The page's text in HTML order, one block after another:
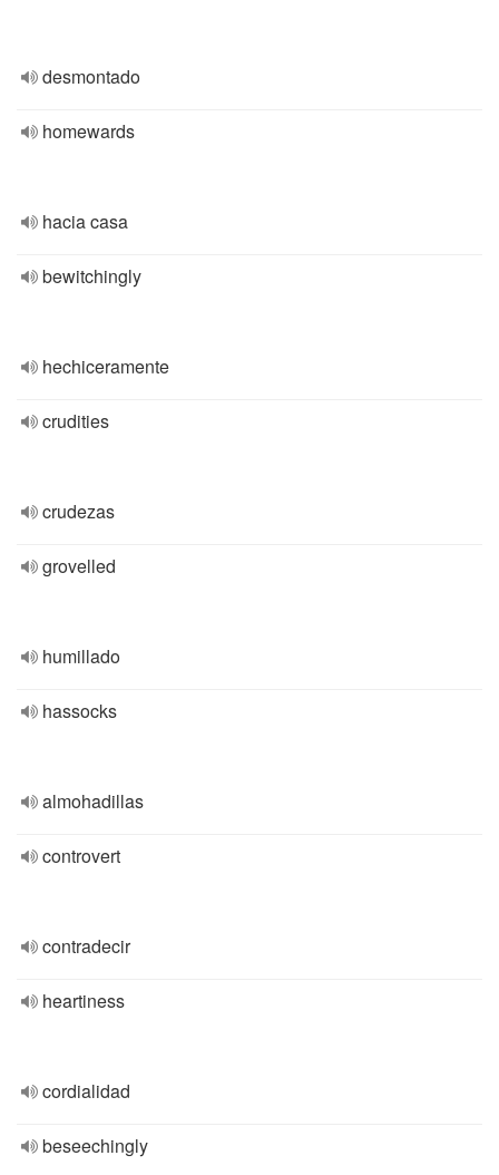
desmontado
homewards
hacia casa
bewitchingly
hechiceramente
crudities
crudezas
grovelled
humillado
hassocks
almohadillas
controvert
contradecir
heartiness
cordialidad
beseechingly